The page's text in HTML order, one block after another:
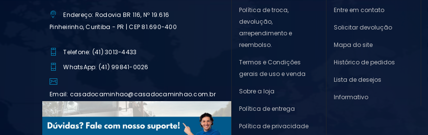
Endereço: Rodovia BR 116, Nº 19.616
Pinheirinho, Curitiba - PR | CEP 81.690-400
Telefone: (41) 3013-4433
WhatsApp: (41) 99841-0026
Email: casadocaminhao@casadocaminhao.com.br
Política de troca,
devolução,
arrependimento e
reembolso.
Termos e Condições
gerais de uso e venda
Sobre a loja
Política de entrega
Política de privacidade
Entre em contato
Solicitar devolução
Mapa do site
Histórico de pedidos
Lista de desejos
Informativo